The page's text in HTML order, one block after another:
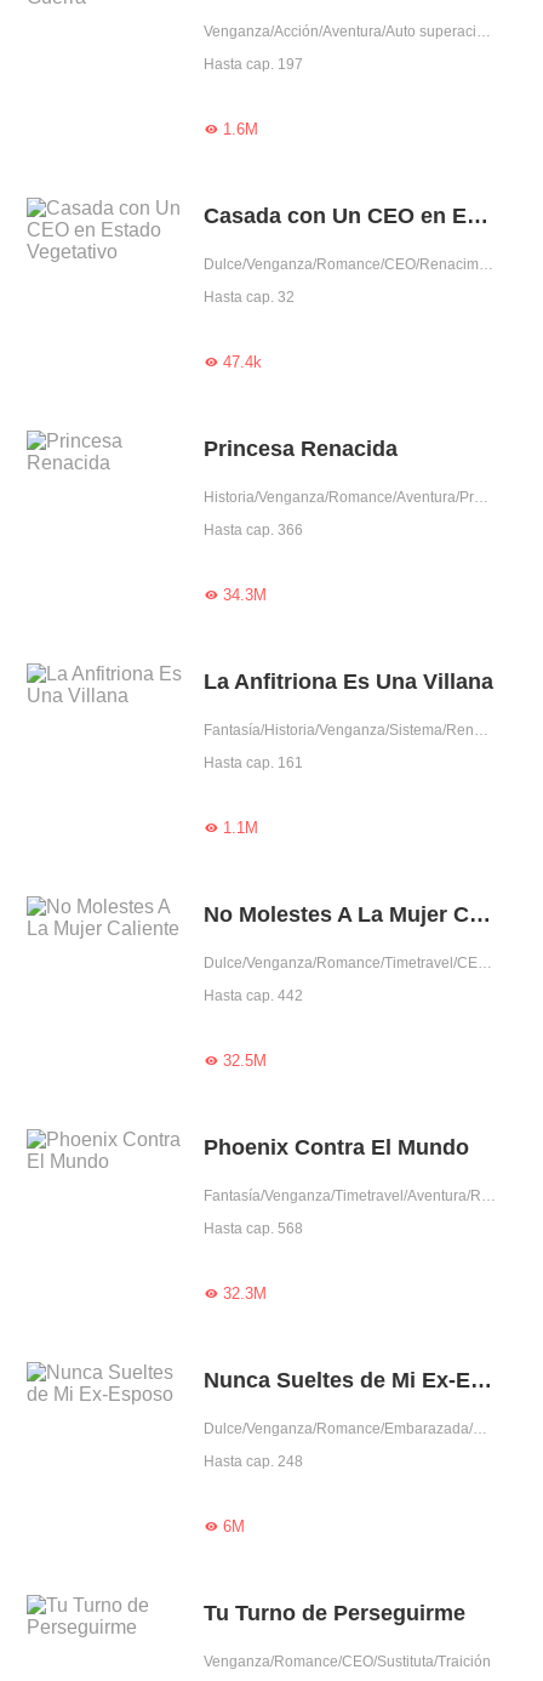
Venganza/Acción/Aventura/Auto superación/Líder
Hasta cap. 197
1.6M
Casada con Un CEO en Estado Vegetativo
Dulce/Venganza/Romance/CEO/Renacimiento/Sustituta
Hasta cap. 32
47.4k
Princesa Renacida
Historia/Venganza/Romance/Aventura/Predestinado/Renacimiento/Auto superación/Posesivo/Fiel/Mujer poderosa
Hasta cap. 366
34.3M
La Anfitriona Es Una Villana
Fantasía/Historia/Venganza/Sistema/Renacimiento/Juego de time travel
Hasta cap. 161
1.1M
No Molestes A La Mujer Caliente
Dulce/Venganza/Romance/Timetravel/CEO/Auto superación/Celoso/Aventura de una noche/Posesivo/Dominante/Arrogante/Centrado emocionalmente/Mujer poderosa/Encantador/Trabajador
Hasta cap. 442
32.5M
Phoenix Contra El Mundo
Fantasía/Venganza/Timetravel/Aventura/Renacimiento/Uno VS Varios/Intrigante/Mujer poderosa
Hasta cap. 568
32.3M
Nunca Sueltes de Mi Ex-Esposo
Dulce/Venganza/Romance/Embarazada/Renacimiento
Hasta cap. 248
6M
Tu Turno de Perseguirme
Venganza/Romance/CEO/Sustituta/Traición